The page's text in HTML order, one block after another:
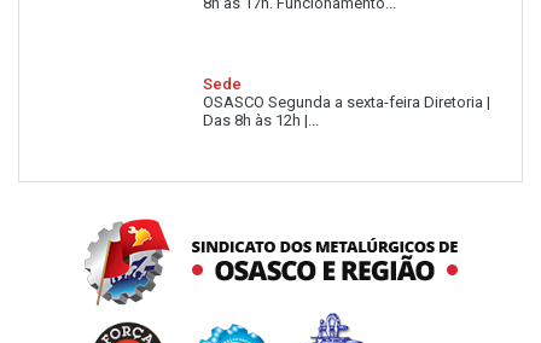
Sede
OSASCO Segunda a sexta-feira Diretoria |
Das 8h às 12h |...